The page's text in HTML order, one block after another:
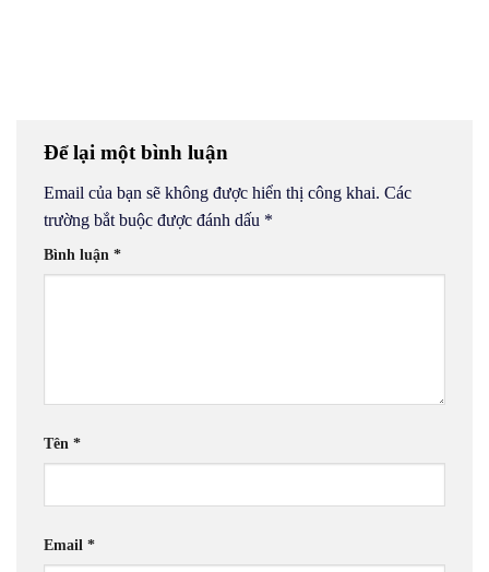
Để lại một bình luận
Email của bạn sẽ không được hiển thị công khai. Các
trường bắt buộc được đánh dấu *
Bình luận *
Tên *
Email *